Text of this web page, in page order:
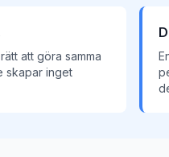
att göra samma
skapar inget